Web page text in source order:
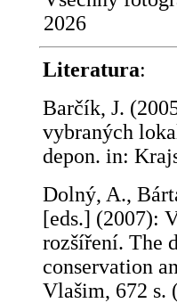
2026
Literatura:
Barčík, J.
vybraných
depon. in:
Dolný, A.,
[eds.] (2007):
rozšíření. The
conservation
Vlašim, 672 s.